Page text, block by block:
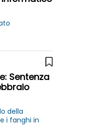
Sentenza
della
i fanghi in